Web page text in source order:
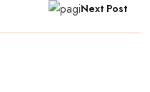
Next Post